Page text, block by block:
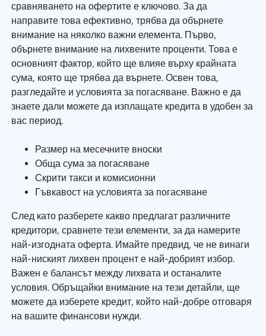
сравняването на офертите е ключово. За да
направите това ефективно, трябва да обърнете
внимание на няколко важни елемента. Първо,
обърнете внимание на лихвените проценти. Това е
основният фактор, който ще влияе върху крайната
сума, която ще трябва да върнете. Освен това,
разгледайте и условията за погасяване. Важно е да
знаете дали можете да изплащате кредита в удобен за
вас период.
Размер на месечните вноски
Обща сума за погасяване
Скрити такси и комисионни
Гъвкавост на условията за погасяване
След като разберете какво предлагат различните
кредитори, сравнете тези елементи, за да намерите
най-изгодната оферта. Имайте предвид, че не винаги
най-ниският лихвен процент е най-добрият избор.
Важен е балансът между лихвата и останалите
условия. Обръщайки внимание на тези детайли, ще
можете да изберете кредит, който най-добре отговаря
на вашите финансови нужди.